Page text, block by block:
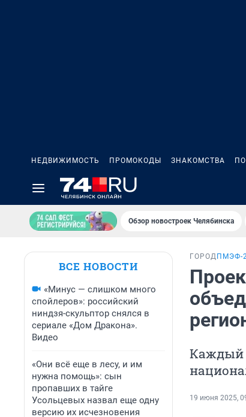
НЕДВИЖИМОСТЬ ПРОМОКОДЫ ЗНАКОМСТВА
Обзор новостроек Челябинска
ВСЕ НОВОСТИ
«Минус — слишком много
спойлеров»: российский
ниндзя-скульптор снялся в
сериале «Дом Дракона».
Видео
«Они всё еще в лесу, и им
нужна помощь»: сын
пропавших в тайге
Усольцевых назвал еще одну
версию их исчезновения
ГОРОД ПМЭФ-
Каждый
19 июня 2025,